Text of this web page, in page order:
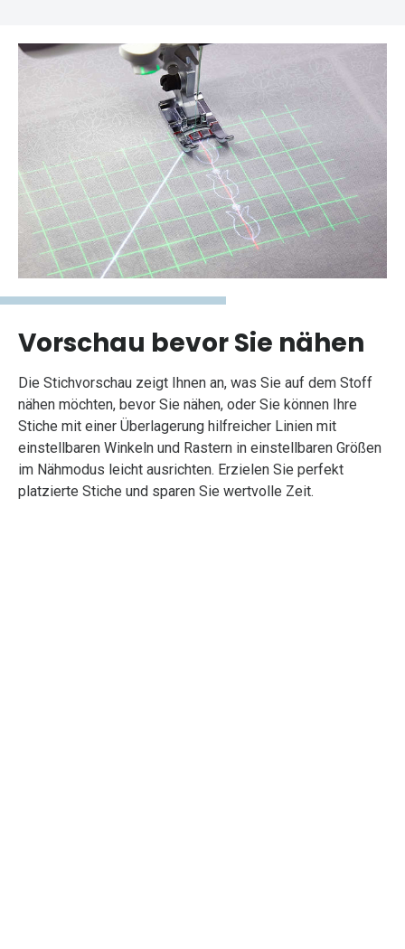
Vorschau bevor Sie nähen
Die Stichvorschau zeigt Ihnen an, was Sie auf dem Stoff
nähen möchten, bevor Sie nähen, oder Sie können Ihre
Stiche mit einer Überlagerung hilfreicher Linien mit
einstellbaren Winkeln und Rastern in einstellbaren Größen
im Nähmodus leicht ausrichten. Erzielen Sie perfekt
platzierte Stiche und sparen Sie wertvolle Zeit.